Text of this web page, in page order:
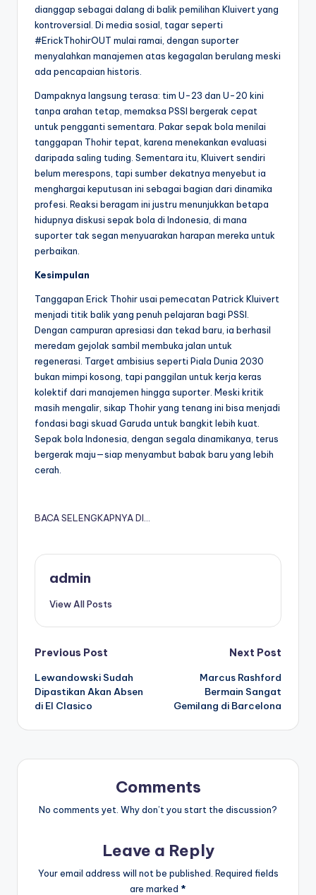
dianggap sebagai dalang di balik pemilihan Kluivert yang
kontroversial. Di media sosial, tagar seperti
#ErickThohirOUT mulai ramai, dengan suporter
menyalahkan manajemen atas kegagalan berulang meski
ada pencapaian historis.
Dampaknya langsung terasa: tim U-23 dan U-20 kini
tanpa arahan tetap, memaksa PSSI bergerak cepat
untuk pengganti sementara. Pakar sepak bola menilai
tanggapan Thohir tepat, karena menekankan evaluasi
daripada saling tuding. Sementara itu, Kluivert sendiri
belum merespons, tapi sumber dekatnya menyebut ia
menghargai keputusan ini sebagai bagian dari dinamika
profesi. Reaksi beragam ini justru menunjukkan betapa
hidupnya diskusi sepak bola di Indonesia, di mana
suporter tak segan menyuarakan harapan mereka untuk
perbaikan.
Kesimpulan
Tanggapan Erick Thohir usai pemecatan Patrick Kluivert
menjadi titik balik yang penuh pelajaran bagi PSSI.
Dengan campuran apresiasi dan tekad baru, ia berhasil
meredam gejolak sambil membuka jalan untuk
regenerasi. Target ambisius seperti Piala Dunia 2030
bukan mimpi kosong, tapi panggilan untuk kerja keras
kolektif dari manajemen hingga suporter. Meski kritik
masih mengalir, sikap Thohir yang tenang ini bisa menjadi
fondasi bagi skuad Garuda untuk bangkit lebih kuat.
Sepak bola Indonesia, dengan segala dinamikanya, terus
bergerak maju—siap menyambut babak baru yang lebih
cerah.
BACA SELENGKAPNYA DI…
admin
View All Posts
Post
navigation
Previous Post
Lewandowski Sudah
Dipastikan Akan Absen
di El Clasico
Next Post
Marcus Rashford
Bermain Sangat
Gemilang di Barcelona
Comments
No comments yet. Why don’t you start the discussion?
Leave a Reply
Your email address will not be published. Required fields
are marked *